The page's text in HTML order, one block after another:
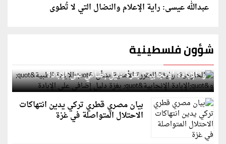
عبدالله عيسى: راية الإعلام والنضال التي لا تُطوى
شؤون فلسطينية
الخارجية: وثيقة المقررة الأممية بشأن "الإبادة الطبية"
و"الإبادة الإنجابية" بغزة دليل إضافي على الإبادة
بيان مصري قطري تركي يدين انتهاكات
الاحتلال المتواصلة في غزة